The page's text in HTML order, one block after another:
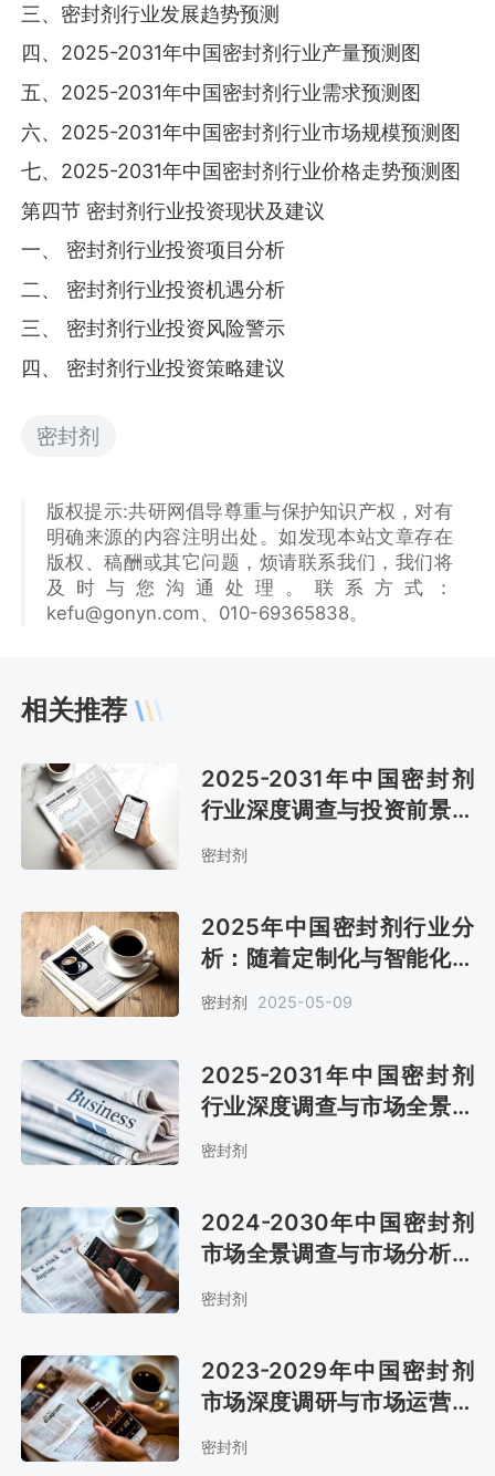
三、密封剂行业发展趋势预测
四、2025-2031年中国密封剂行业产量预测图
五、2025-2031年中国密封剂行业需求预测图
六、2025-2031年中国密封剂行业市场规模预测图
七、2025-2031年中国密封剂行业价格走势预测图
第四节 密封剂行业投资现状及建议
一、 密封剂行业投资项目分析
二、 密封剂行业投资机遇分析
三、 密封剂行业投资风险警示
四、 密封剂行业投资策略建议
密封剂
版权提示:共研网倡导尊重与保护知识产权，对有
明确来源的内容注明出处。如发现本站文章存在
版权、稿酬或其它问题，烦请联系我们，我们将
及时与您沟通处理。联系方式：
kefu@gonyn.com、010-69365838。
相关推荐
2025-2031年中国密封剂
行业深度调查与投资前景分
密封剂
2025年中国密封剂行业分
析：随着定制化与智能化融
合，市场规模约达600亿元
[图]
密封剂 2025-05-09
2025-2031年中国密封剂
行业深度调查与市场全景评
估报告
密封剂
2024-2030年中国密封剂
市场全景调查与市场分析预
测报告
密封剂
2023-2029年中国密封剂
市场深度调研与市场运营趋
势报告
密封剂